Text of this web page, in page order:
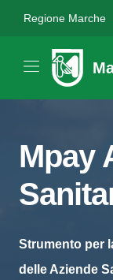
Regione Marche
Mpay
Strumento per
delle Aziende